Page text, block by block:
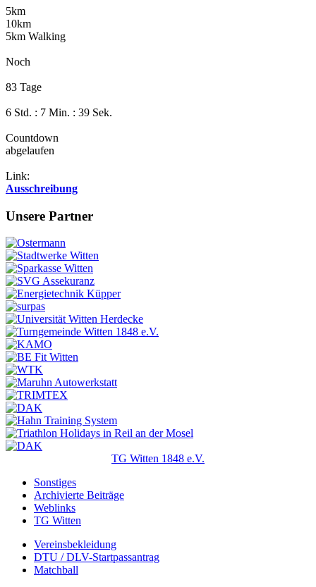
5km
10km
5km Walking
Noch
83 Tage
6 Std. : 7 Min. : 39 Sek.
Countdown
abgelaufen
Link:
Ausschreibung
Unsere Partner
TG Witten 1848 e.V.
Sonstiges
Archivierte Beiträge
Weblinks
TG Witten
Vereinsbekleidung
DTU / DLV-Startpassantrag
Matchball